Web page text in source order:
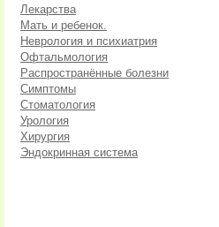
Лекарства
Мать и ребенок.
Неврология и психиатрия
Офтальмология
Распространённые болезни
Симптомы
Стоматология
Урология
Хирургия
Эндокринная система